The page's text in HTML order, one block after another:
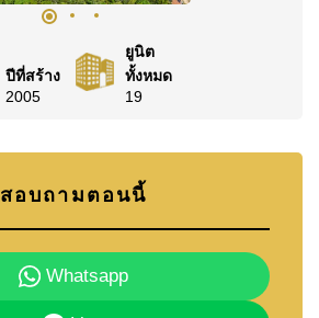
ปีที่สร้าง
2005
ยูนิต
ทั้งหมด
19
สอบถามตอนนี้
Whatsapp